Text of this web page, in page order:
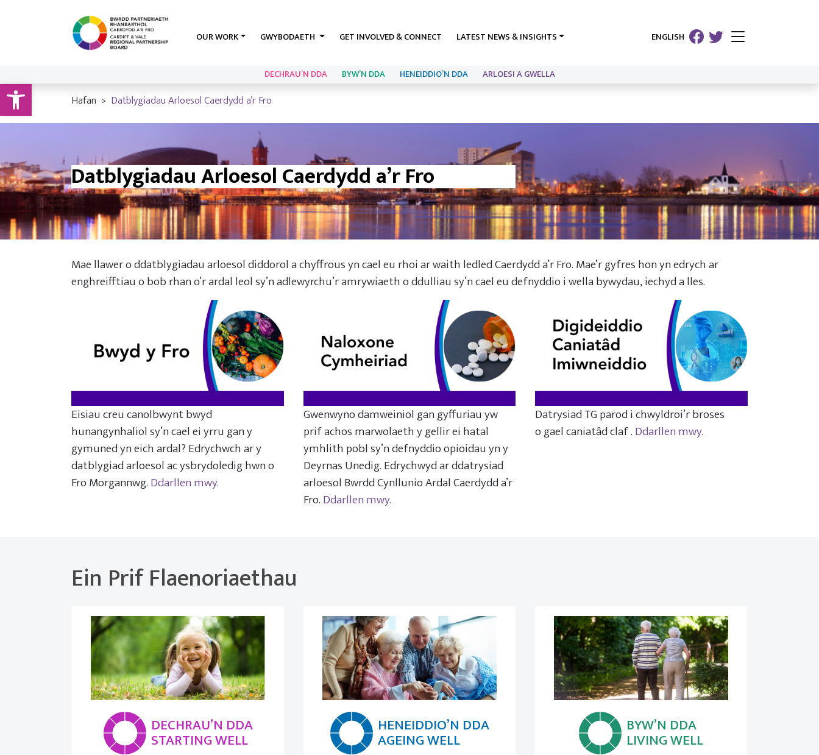
Open toolbar
OUR WORK GWYBODAETH GET INVOLVED & CONNECT LATEST NEWS & INSIGHTS ENGLISH
DECHRAU’N DDA BYW’N DDA HENEIDDIO’N DDA ARLOESI A GWELLA
Hafan Datblygiadau Arloesol Caerdydd a’r Fro
Datblygiadau Arloesol Caerdydd a’r Fro
Mae llawer o ddatblygiadau arloesol diddorol a chyffrous yn cael eu rhoi ar waith ledled Caerdydd a’r Fro. Mae’r gyfres hon yn edrych ar
enghreifftiau o bob rhan o’r ardal leol sy’n adlewyrchu’r amrywiaeth o ddulliau sy’n cael eu defnyddio i wella bywydau, iechyd a lles.
Eisiau creu canolbwynt bwyd
hunangynhaliol sy’n cael ei yrru gan y
gymuned yn eich ardal? Edrychwch ar y
datblygiad arloesol ac ysbrydoledig hwn o
Fro Morgannwg.Ddarllen mwy.
Gwenwyno damweiniol gan gyffuriau yw
prif achos marwolaeth y gellir ei hatal
ymhlith pobl sy’n defnyddio opioidau yn y
Deyrnas Unedig. Edrychwyd ar ddatrysiad
arloesol Bwrdd Cynllunio Ardal Caerdydd a’r
Fro.Ddarllen mwy.
Datrysiad TG parod i chwyldroi’r broses
o gael caniatâd claf .Ddarllen mwy.
Ein Prif Flaenoriaethau
DECHRAU’N DDA
STARTING WELL
HENEIDDIO’N DDA
AGEING WELL
BYW’N DDA
LIVING WELL